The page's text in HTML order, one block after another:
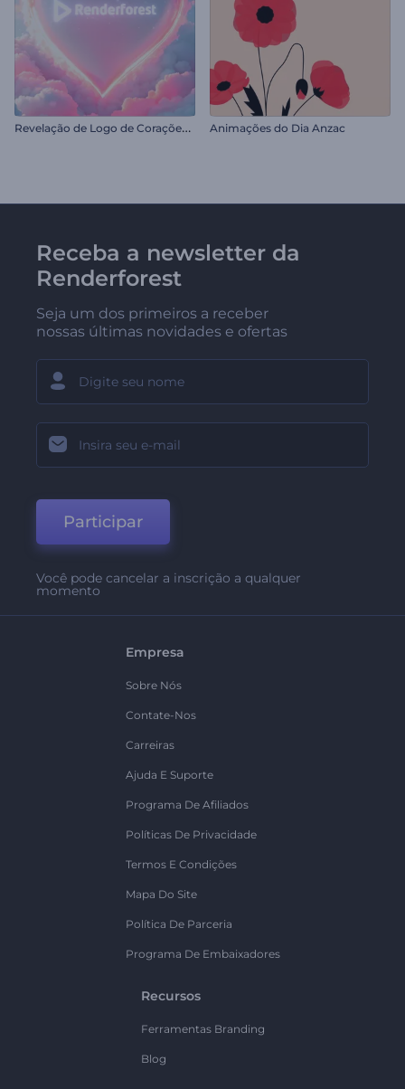
R
evelação de Logo de Corações de Dia dos Namorados Animações do Dia Anzac
Receba a newsletter da
Renderforest
Seja um dos primeiros a receber
nossas últimas novidades e ofertas
Participar
Você pode cancelar a inscrição a qualquer
momento
Empresa
Sobre Nós
Contate-Nos
Carreiras
Ajuda E Suporte
Programa De Afiliados
Políticas De Privacidade
Termos E Condições
Mapa Do Site
Política De Parceria
Programa De Embaixadores
Recursos
Ferramentas Branding
Blog